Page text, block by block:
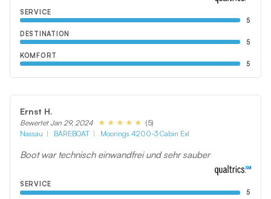
SERVICE
5
DESTINATION
5
KOMFORT
5
Ernst H.
Bewertet Jan 29, 2024
(5)
Nassau
BAREBOAT Moorings 4200-3 Cabin Exl
Boot war technisch einwandfrei und sehr sauber
SERVICE
5